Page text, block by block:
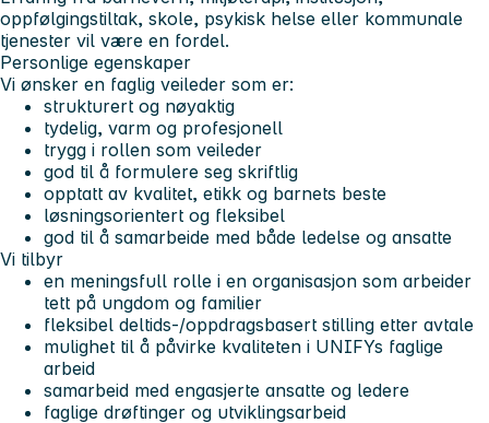
oppfølgingstiltak, skole, psykisk helse eller kommunale
tjenester vil være en fordel.
Personlige egenskaper
Vi ønsker en faglig veileder som er:
strukturert og nøyaktig
tydelig, varm og profesjonell
trygg i rollen som veileder
god til å formulere seg skriftlig
opptatt av kvalitet, etikk og barnets beste
løsningsorientert og fleksibel
god til å samarbeide med både ledelse og ansatte
Vi tilbyr
en meningsfull rolle i en organisasjon som arbeider
tett på ungdom og familier
fleksibel deltids-/oppdragsbasert stilling etter avtale
mulighet til å påvirke kvaliteten i UNIFYs faglige
arbeid
samarbeid med engasjerte ansatte og ledere
faglige drøftinger og utviklingsarbeid